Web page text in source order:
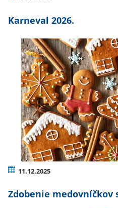
Karneval 2026.
11.12.2025
Zdobenie medovníčkov